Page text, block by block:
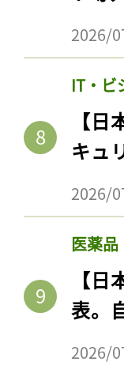
2026/
IT・ビ
【
キュ
2026/
医薬
【
表。
2026/